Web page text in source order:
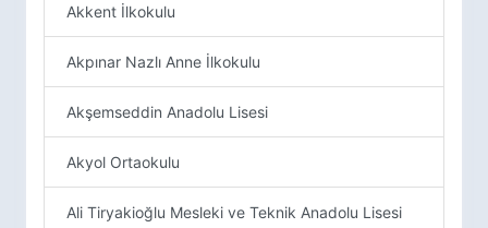
Akkent İlkokulu
Akpınar Nazlı Anne İlkokulu
Akşemseddin Anadolu Lisesi
Akyol Ortaokulu
Ali Tiryakioğlu Mesleki ve Teknik Anadolu Lisesi